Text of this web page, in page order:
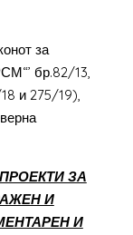
за
бр.82/13,
и 275/19),
ЗА
И
И